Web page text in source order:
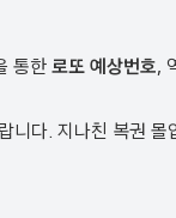
통한 로또 예상번호,
다. 지나친 복권